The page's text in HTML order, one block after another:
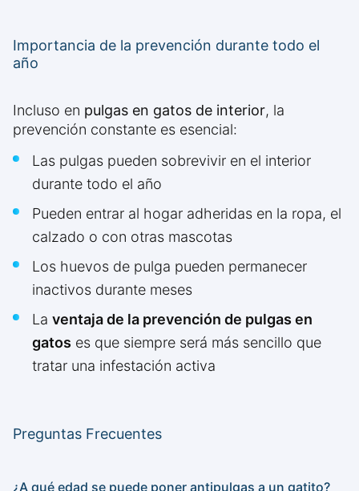
Importancia de la prevención durante todo el
año
Incluso en pulgas en gatos de interior, la
prevención constante es esencial:
Las pulgas pueden sobrevivir en el interior
durante todo el año
Pueden entrar al hogar adheridas en la ropa, el
calzado o con otras mascotas
Los huevos de pulga pueden permanecer
inactivos durante meses
La ventaja de la prevención de pulgas en
gatos es que siempre será más sencillo que
tratar una infestación activa
Preguntas Frecuentes
¿A qué edad se puede poner antipulgas a un gatito?